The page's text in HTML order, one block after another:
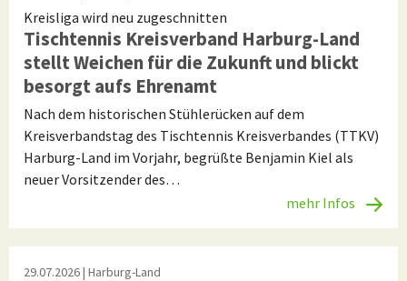
Kreisliga wird neu zugeschnitten
Tischtennis Kreisverband Harburg-Land
stellt Weichen für die Zukunft und blickt
besorgt aufs Ehrenamt
Nach dem historischen Stühlerücken auf dem
Kreisverbandstag des Tischtennis Kreisverbandes (TTKV)
Harburg-Land im Vorjahr, begrüßte Benjamin Kiel als
neuer Vorsitzender des…
mehr Infos
29.07.2026| Harburg-Land